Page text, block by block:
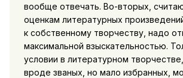
вообще отвечать. Во-вторых,
оценкам литературных
к собственному творчеству, надо
максимальной взыскательностью.
условии в литературном
вроде званых, но мало избранных,